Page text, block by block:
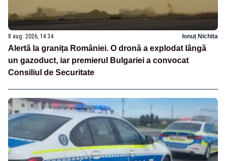
8 aug. 2026, 14:34 Ionuț Nichita
Alertă la granița României. O dronă a explodat lângă
un gazoduct, iar premierul Bulgariei a convocat
Consiliul de Securitate